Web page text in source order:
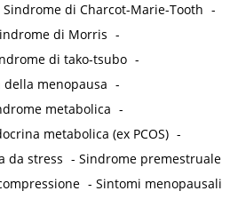
Sindrome di Charcot-Marie-Tooth -
di Morris -
di tako-tsubo -
menopausa -
metabolica -
metabolica (ex PCOS) -
da stress -Sindrome premestruale
-Sintomi menopausali